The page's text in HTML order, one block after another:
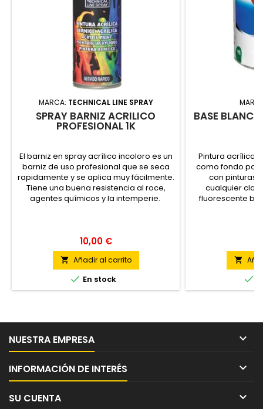
MARCA: TECHNICAL LINE SPRAY
SPRAY BARNIZ ACRILICO
PROFESIONAL 1K
El barniz en spray acrílico incoloro es un
barniz de uso profesional que se seca
rapidamente y se aplica muy fácilmente.
Tiene una buena resistencia al roce,
agentes químicos y la intemperie.
10,00 €
 Añadir al carrito
 En stock
BASE
Pintura acrílica
como fondo
con pinturas
cualquier
fluorescente


NUESTRA EMPRESA 
INFORMACIÓN DE INTERÉS 
SU CUENTA 